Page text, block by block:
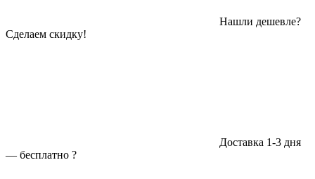
Нашли дешевле?
Сделаем скидку!
Доставка 1-3 дня
— бесплатно ?